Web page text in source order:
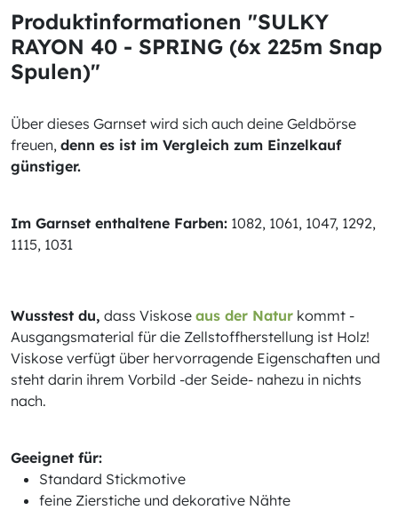
Produktinformationen "SULKY
RAYON 40 - SPRING (6x 225m Snap
Spulen)"
Über dieses Garnset wird sich auch deine Geldbörse
freuen, denn es ist im Vergleich zum Einzelkauf
günstiger.
Im Garnset enthaltene Farben: 1082, 1061, 1047, 1292,
1115, 1031
Wusstest du, dass Viskose aus der Natur kommt -
Ausgangsmaterial für die Zellstoffherstellung ist Holz!
Viskose verfügt über hervorragende Eigenschaften und
steht darin ihrem Vorbild -der Seide- nahezu in nichts
nach.
Geeignet für:
Standard Stickmotive
feine Zierstiche und dekorative Nähte